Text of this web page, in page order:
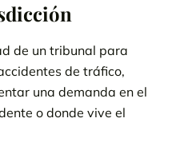
de un tribunal para
de tráfico,
una demanda en el
o donde vive el